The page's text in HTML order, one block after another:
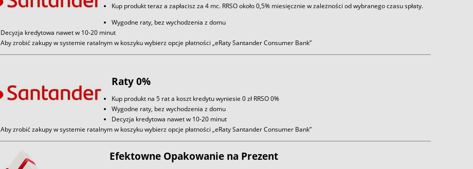
Kup produkt teraz a zapłacisz za 4 mc. RRSO około 0,5% miesięcznie w zależności od wybranego czasu spłaty.
Wygodne raty, bez wychodzenia z domu
Decyzja kredytowa nawet w 10-20 minut
Aby zrobić zakupy w systemie ratalnym w koszyku wybierz opcje płatności „eRaty Santander Consumer Bank”
Raty 0%
Kup produkt na 5 rat a koszt kredytu wyniesie 0 zł RRSO 0%
Wygodne raty, bez wychodzenia z domu
Decyzja kredytowa nawet w 10-20 minut
Aby zrobić zakupy w systemie ratalnym w koszyku wybierz opcje płatności „eRaty Santander Consumer Bank”
Efektowne Opakowanie na Prezent